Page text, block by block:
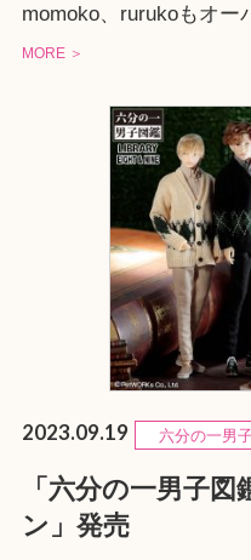
momoko、rurukoもオー
MORE ＞
2023.09.19 六分の一男
「六分の一男子
ン」発売